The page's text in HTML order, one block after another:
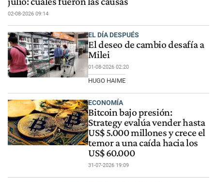
02-08-2026 09:14
EL DÍA DESPUÉS
El deseo de cambio desafía a
Milei
01-08-2026 02:20
HUGO HAIME
ECONOMÍA
Bitcoin bajo presión:
Strategy evalúa vender hasta
US$ 5.000 millones y crece el
temor a una caída hacia los
US$ 60.000
31-07-2026 19:09